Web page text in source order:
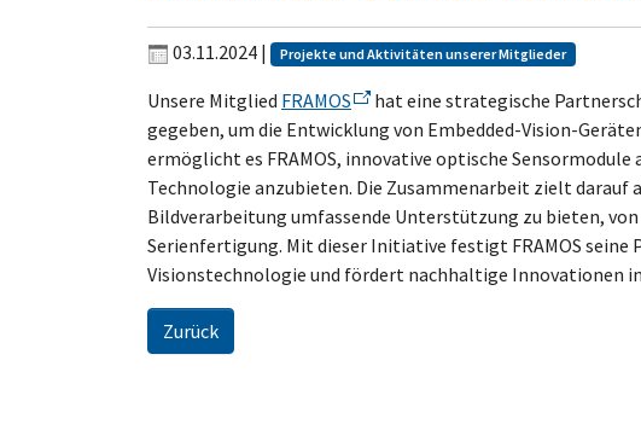
03.11.2024 | Projekte und Aktivitäten unserer Mitglieder
Unsere Mitglied FRAMOS
hat eine strategische
gegeben, um die Entwicklung von Embedded-Vision-
ermöglicht es FRAMOS, innovative optische Sensormodule
Technologie anzubieten. Die Zusammenarbeit zielt darauf
Bildverarbeitung umfassende Unterstützung zu bieten,
Serienfertigung. Mit dieser Initiative festigt FRAMOS
Visionstechnologie und fördert nachhaltige Innovationen
Zurück